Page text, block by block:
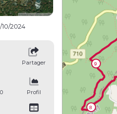
2024
Partager
Profil